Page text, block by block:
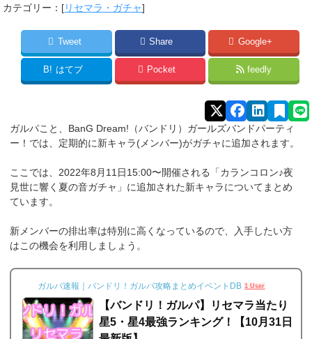
カテゴリー：[リセマラ・ガチャ]
Tweet Share Google+
B! はてブ Pocket feedly
ガルパこと、BanG Dream!（バンドリ）ガールズバンドパーティ
ー！では、定期的に新キャラ(メンバー)がガチャに追加されます。
ここでは、2022年8月11日15:00〜開催される「カランコロン♪夜
見世に響く夏の音ガチャ」に追加された新キャラについてまとめ
ています。
新メンバーの排出率は特別に高くなっているので、入手したい方
はこの機会を利用しましょう。
ガルパ速報｜バンドリ！ガルパ攻略まとめイベントDB 1 User
【バンドリ！ガルパ】リセマラ当たり
星5・星4最強ランキング！【10月31日